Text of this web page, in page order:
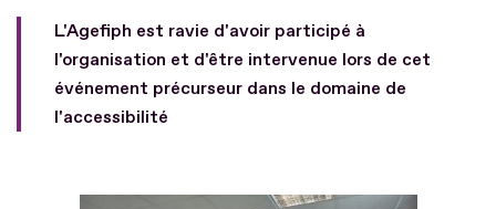
L'Agefiph est ravie d'avoir participé à
l'organisation et d'être intervenue lors de cet
événement précurseur dans le domaine de
l'accessibilité